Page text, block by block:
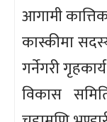
आगामी
कास्कीमा
गर्नेगरी
विकास